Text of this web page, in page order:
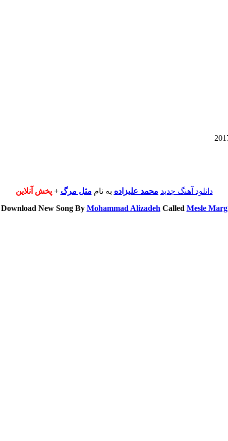
دانلود آهنگ جدید محمد علیزاده به نام مثل مرگ +پخش آنلاین
Download New Song By Mohammad Alizadeh Called Mesle Marg